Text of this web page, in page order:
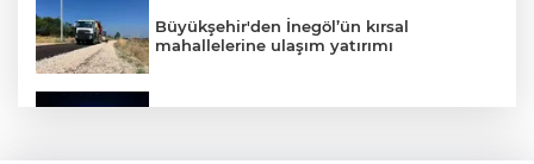
Büyükşehir'den İnegöl’ün kırsal
mahallelerine ulaşım yatırımı